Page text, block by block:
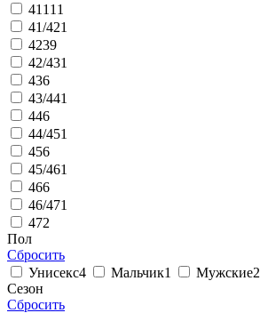
41 111
41/421
4239
42/431
436
43/441
446
44/451
456
45/461
466
46/471
472
Пол
Сбросить
Унисекс4 Мальчик1 Мужские2
Сезон
Сбросить